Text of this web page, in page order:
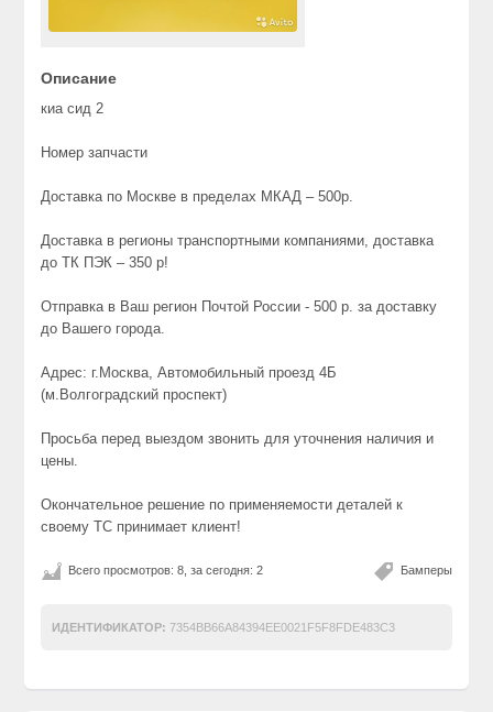
Описание
киа сид 2
Номер запчасти
Доставка по Москве в пределах МКАД – 500р.
Доставка в регионы транспортными компаниями, доставка
до ТК ПЭК – 350 р!
Отправка в Ваш регион Почтой России - 500 р. за доставку
до Вашего города.
Адрес: г.Москва, Автомобильный проезд 4Б
(м.Волгоградский проспект)
Просьба перед выездом звонить для уточнения наличия и
цены.
Окончательное решение по применяемости деталей к
своему ТС принимает клиент!
Бамперы
Всего просмотров: 8, за сегодня: 2
ИДЕНТИФИКАТОР: 7354BB66A84394EE0021F5F8FDE483C3